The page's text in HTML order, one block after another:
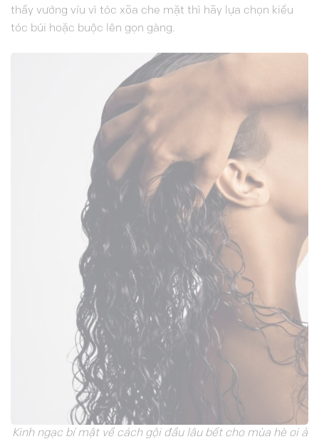
thấy vướng víu vì tóc xõa che mặt thì hãy lựa chọn kiểu
tóc búi hoặc buộc lên gọn gàng.
Kinh ngạc bí mật về cách gội đầu lâu bết cho mùa hè oi ả